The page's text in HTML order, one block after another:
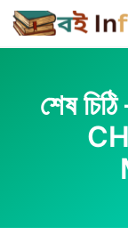
Skip
to
content
শেষ